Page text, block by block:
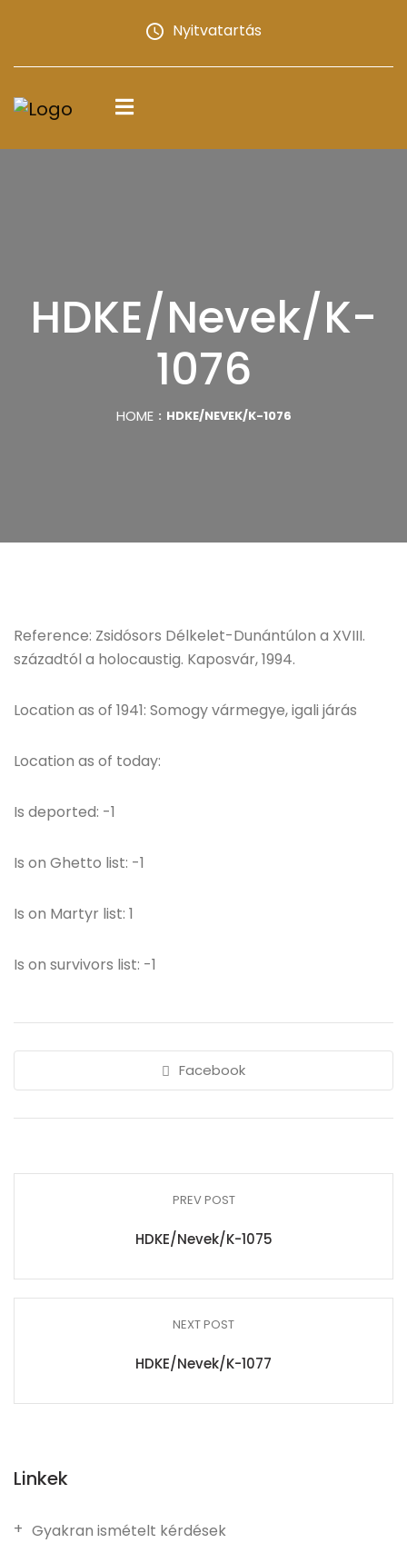
Nyitvatartás
HDKE/Nevek/K-
1076
HOME HDKE/NEVEK/K-1076
Reference: Zsidósors Délkelet-Dunántúlon a XVIII.
századtól a holocaustig. Kaposvár, 1994.
Location as of 1941: Somogy vármegye, igali járás
Location as of today:
Is deported: -1
Is on Ghetto list: -1
Is on Martyr list: 1
Is on survivors list: -1
Facebook
PREV POST
HDKE/Nevek/K-1075
NEXT POST
HDKE/Nevek/K-1077
Linkek
Gyakran ismételt kérdések